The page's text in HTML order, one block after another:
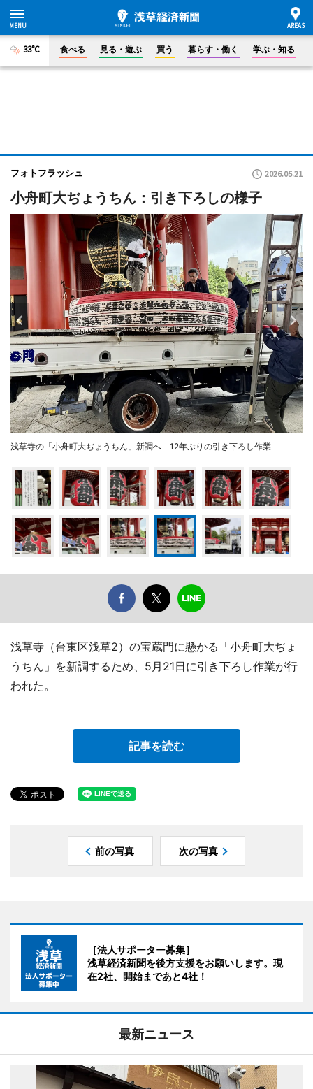
33°C 食べる 見る・遊ぶ 買う 暮らす・働く 学ぶ・知る
フォトフラッシュ 2026.05.21
小舟町大ぢょうちん：引き下ろしの様子
浅草寺の「小舟町大ぢょうちん」新調へ 12年ぶりの引き下ろし作業
浅草寺（台東区浅草2）の宝蔵門に懸かる「小舟町大ぢょ
うちん」を新調するため、5月21日に引き下ろし作業が行
われた。
記事を読む
前の写真 次の写真
［法人サポーター募集］
浅草経済新聞を後方支援をお願いします。現
在2社、開始まであと4社！
最新ニュース